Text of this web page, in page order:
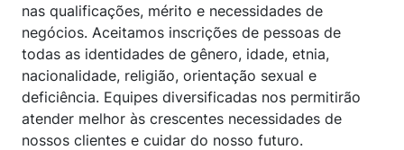
nas qualificações, mérito e necessidades de
negócios. Aceitamos inscrições de pessoas de
todas as identidades de gênero, idade, etnia,
nacionalidade, religião, orientação sexual e
deficiência. Equipes diversificadas nos permitirão
atender melhor às crescentes necessidades de
nossos clientes e cuidar do nosso futuro.